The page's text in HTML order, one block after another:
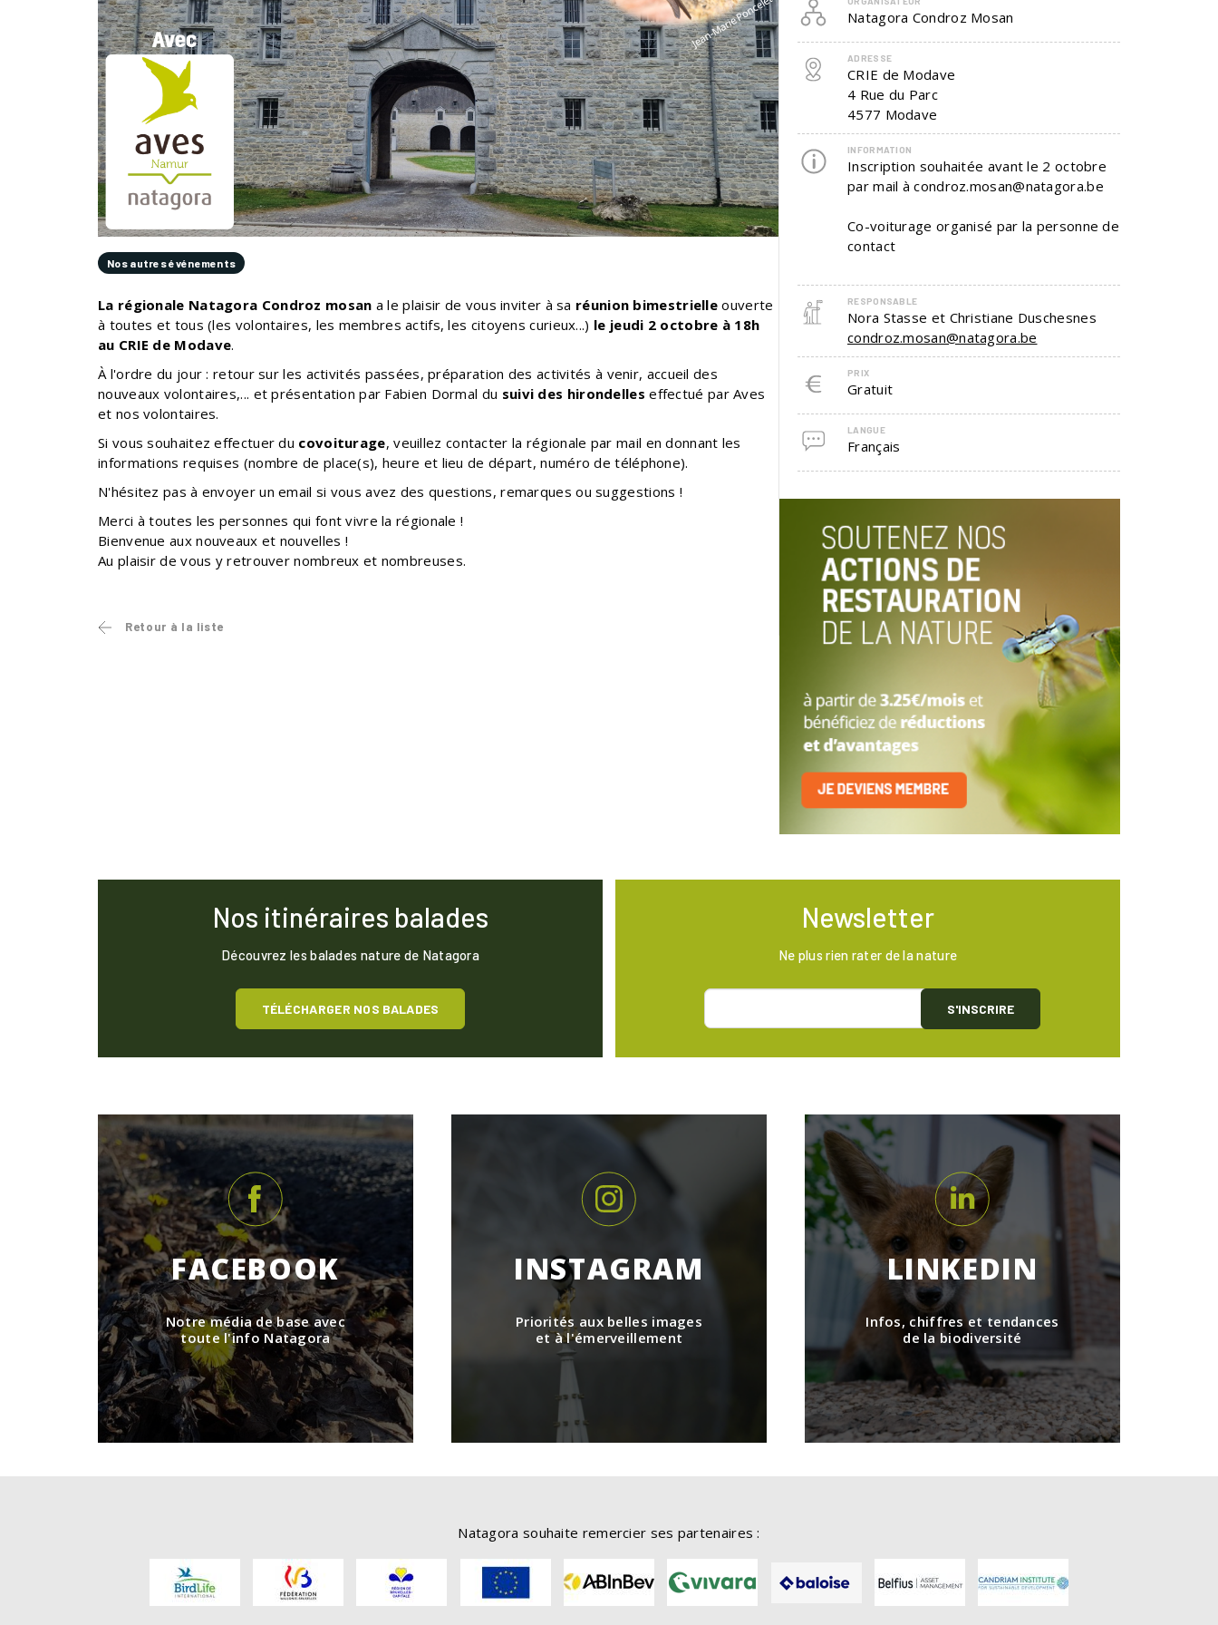
Nos autres événements
La régionale Natagora Condroz mosan a le plaisir de vous inviter à sa réunion bimestrielle ouverte
à toutes et tous (les volontaires, les membres actifs, les citoyens curieux...) le jeudi 2 octobre à 18h
au CRIE de Modave.
À l'ordre du jour : retour sur les activités passées, préparation des activités à venir, accueil des
nouveaux volontaires,... et présentation par Fabien Dormal du suivi des hirondelles effectué par Aves
et nos volontaires.
Si vous souhaitez effectuer du covoiturage, veuillez contacter la régionale par mail en donnant les
informations requises (nombre de place(s), heure et lieu de départ, numéro de téléphone).
N'hésitez pas à envoyer un email si vous avez des questions, remarques ou suggestions !
Merci à toutes les personnes qui font vivre la régionale !
Bienvenue aux nouveaux et nouvelles !
Au plaisir de vous y retrouver nombreux et nombreuses.
Retour à la liste
Natagora Condroz Mosan
ADRESSE
CRIE de Modave
4 Rue du Parc
4577 Modave
INFORMATION
Inscription souhaitée avant le 2 octobre
par mail à condroz.mosan@natagora.be
Co-voiturage organisé par la personne de
contact
RESPONSABLE
Nora Stasse et Christiane Duschesnes
condroz.mosan@natagora.be
PRIX
Gratuit
LANGUE
Français
Nos itinéraires balades
Découvrez les balades nature de Natagora
TÉLÉCHARGER NOS BALADES
Newsletter
Ne plus rien rater de la nature
S'INSCRIRE
FACEBOOK
Notre média de base avec
toute l'info Natagora
INSTAGRAM
Priorités aux belles images
et à l'émerveillement
LINKEDIN
Infos, chiffres et tendances
de la biodiversité
Natagora souhaite remercier ses partenaires :